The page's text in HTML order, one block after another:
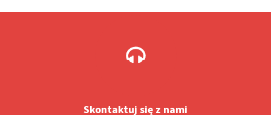
Skontaktuj się z nami